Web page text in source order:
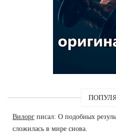
Вилорг писал: О подобных
сложилась в мире снова.